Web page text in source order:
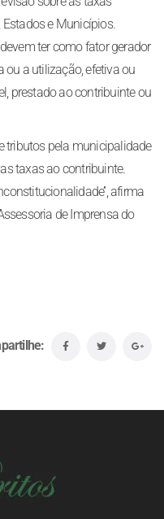
Estados e Municípios.
ter como fator gerador
ou a utilização, efetiva ou
prestado ao contribuinte ou
tributos pela municipalidade
taxas ao contribuinte.
afirma
de Imprensa do